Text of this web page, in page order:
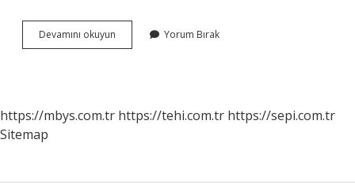
Devamını okuyun Türkiyede
Her
Yorum Bırak
https://mbys.com.tr https://tehi.com.tr https://sepi.com.tr
Sitemap